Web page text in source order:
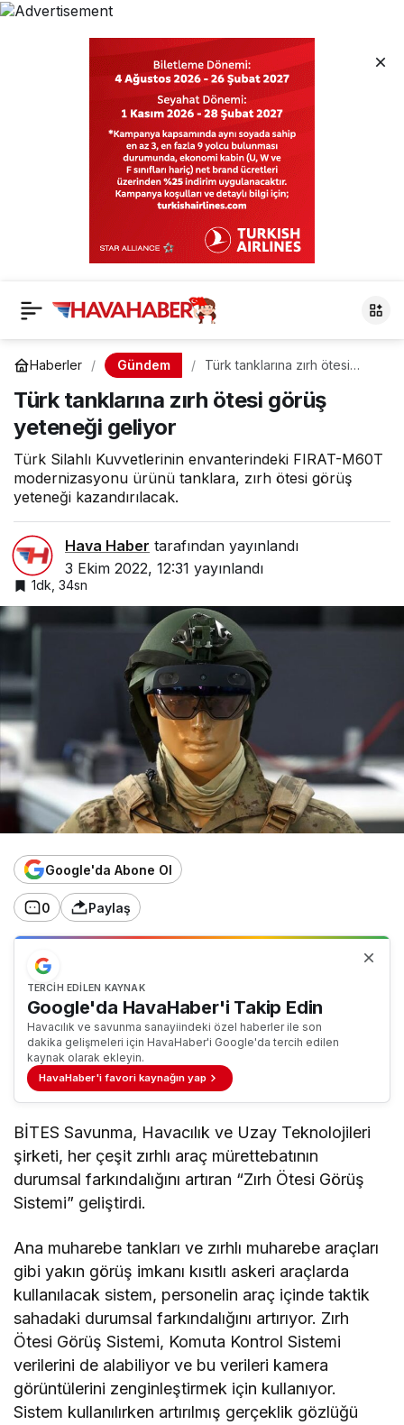
Haberler Gündem
Türk tanklarına zırh ötesi
Türk tanklarına zırh ötesi görüş
yeteneği geliyor
Türk Silahlı Kuvvetlerinin envanterindeki FIRAT-M60T
modernizasyonu ürünü tanklara, zırh ötesi görüş
yeteneği kazandırılacak.
Hava Haber tarafından yayınlandı
3 Ekim 2022, 12:31 yayınlandı
1dk, 34sn
Google'da Abone Ol
0 Paylaş
TERCIH EDILEN KAYNAK
Google'da HavaHaber'i Takip Edin
Havacılık ve savunma sanayiindeki özel haberler ile son
dakika gelişmeleri için HavaHaber'i Google'da tercih edilen
kaynak olarak ekleyin.
HavaHaber'i favori kaynağın yap
BİTES Savunma, Havacılık ve Uzay Teknolojileri
şirketi, her çeşit zırhlı araç mürettebatının
durumsal farkındalığını artıran “Zırh Ötesi Görüş
Sistemi” geliştirdi.
Ana muharebe tankları ve zırhlı muharebe araçları
gibi yakın görüş imkanı kısıtlı askeri araçlarda
kullanılacak sistem, personelin araç içinde taktik
sahadaki durumsal farkındalığını artırıyor. Zırh
Ötesi Görüş Sistemi, Komuta Kontrol Sistemi
verilerini de alabiliyor ve bu verileri kamera
görüntülerini zenginleştirmek için kullanıyor.
Sistem kullanılırken artırılmış gerçeklik gözlüğü